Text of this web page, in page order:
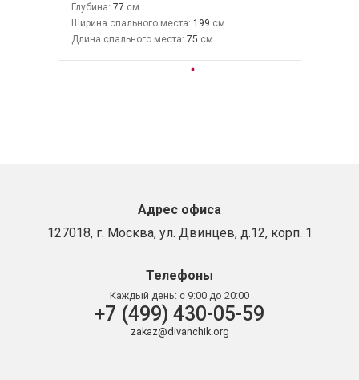
Глубина: 77
Ширина спального места: 199
Длина спального места: 75
Адрес офиса
127018, г. Москва, ул. Двинцев, д.12, корп. 1
Телефоны
Каждый день: с 9:00 до 20:00
+7 (499) 430-05-59
zakaz@divanchik.org